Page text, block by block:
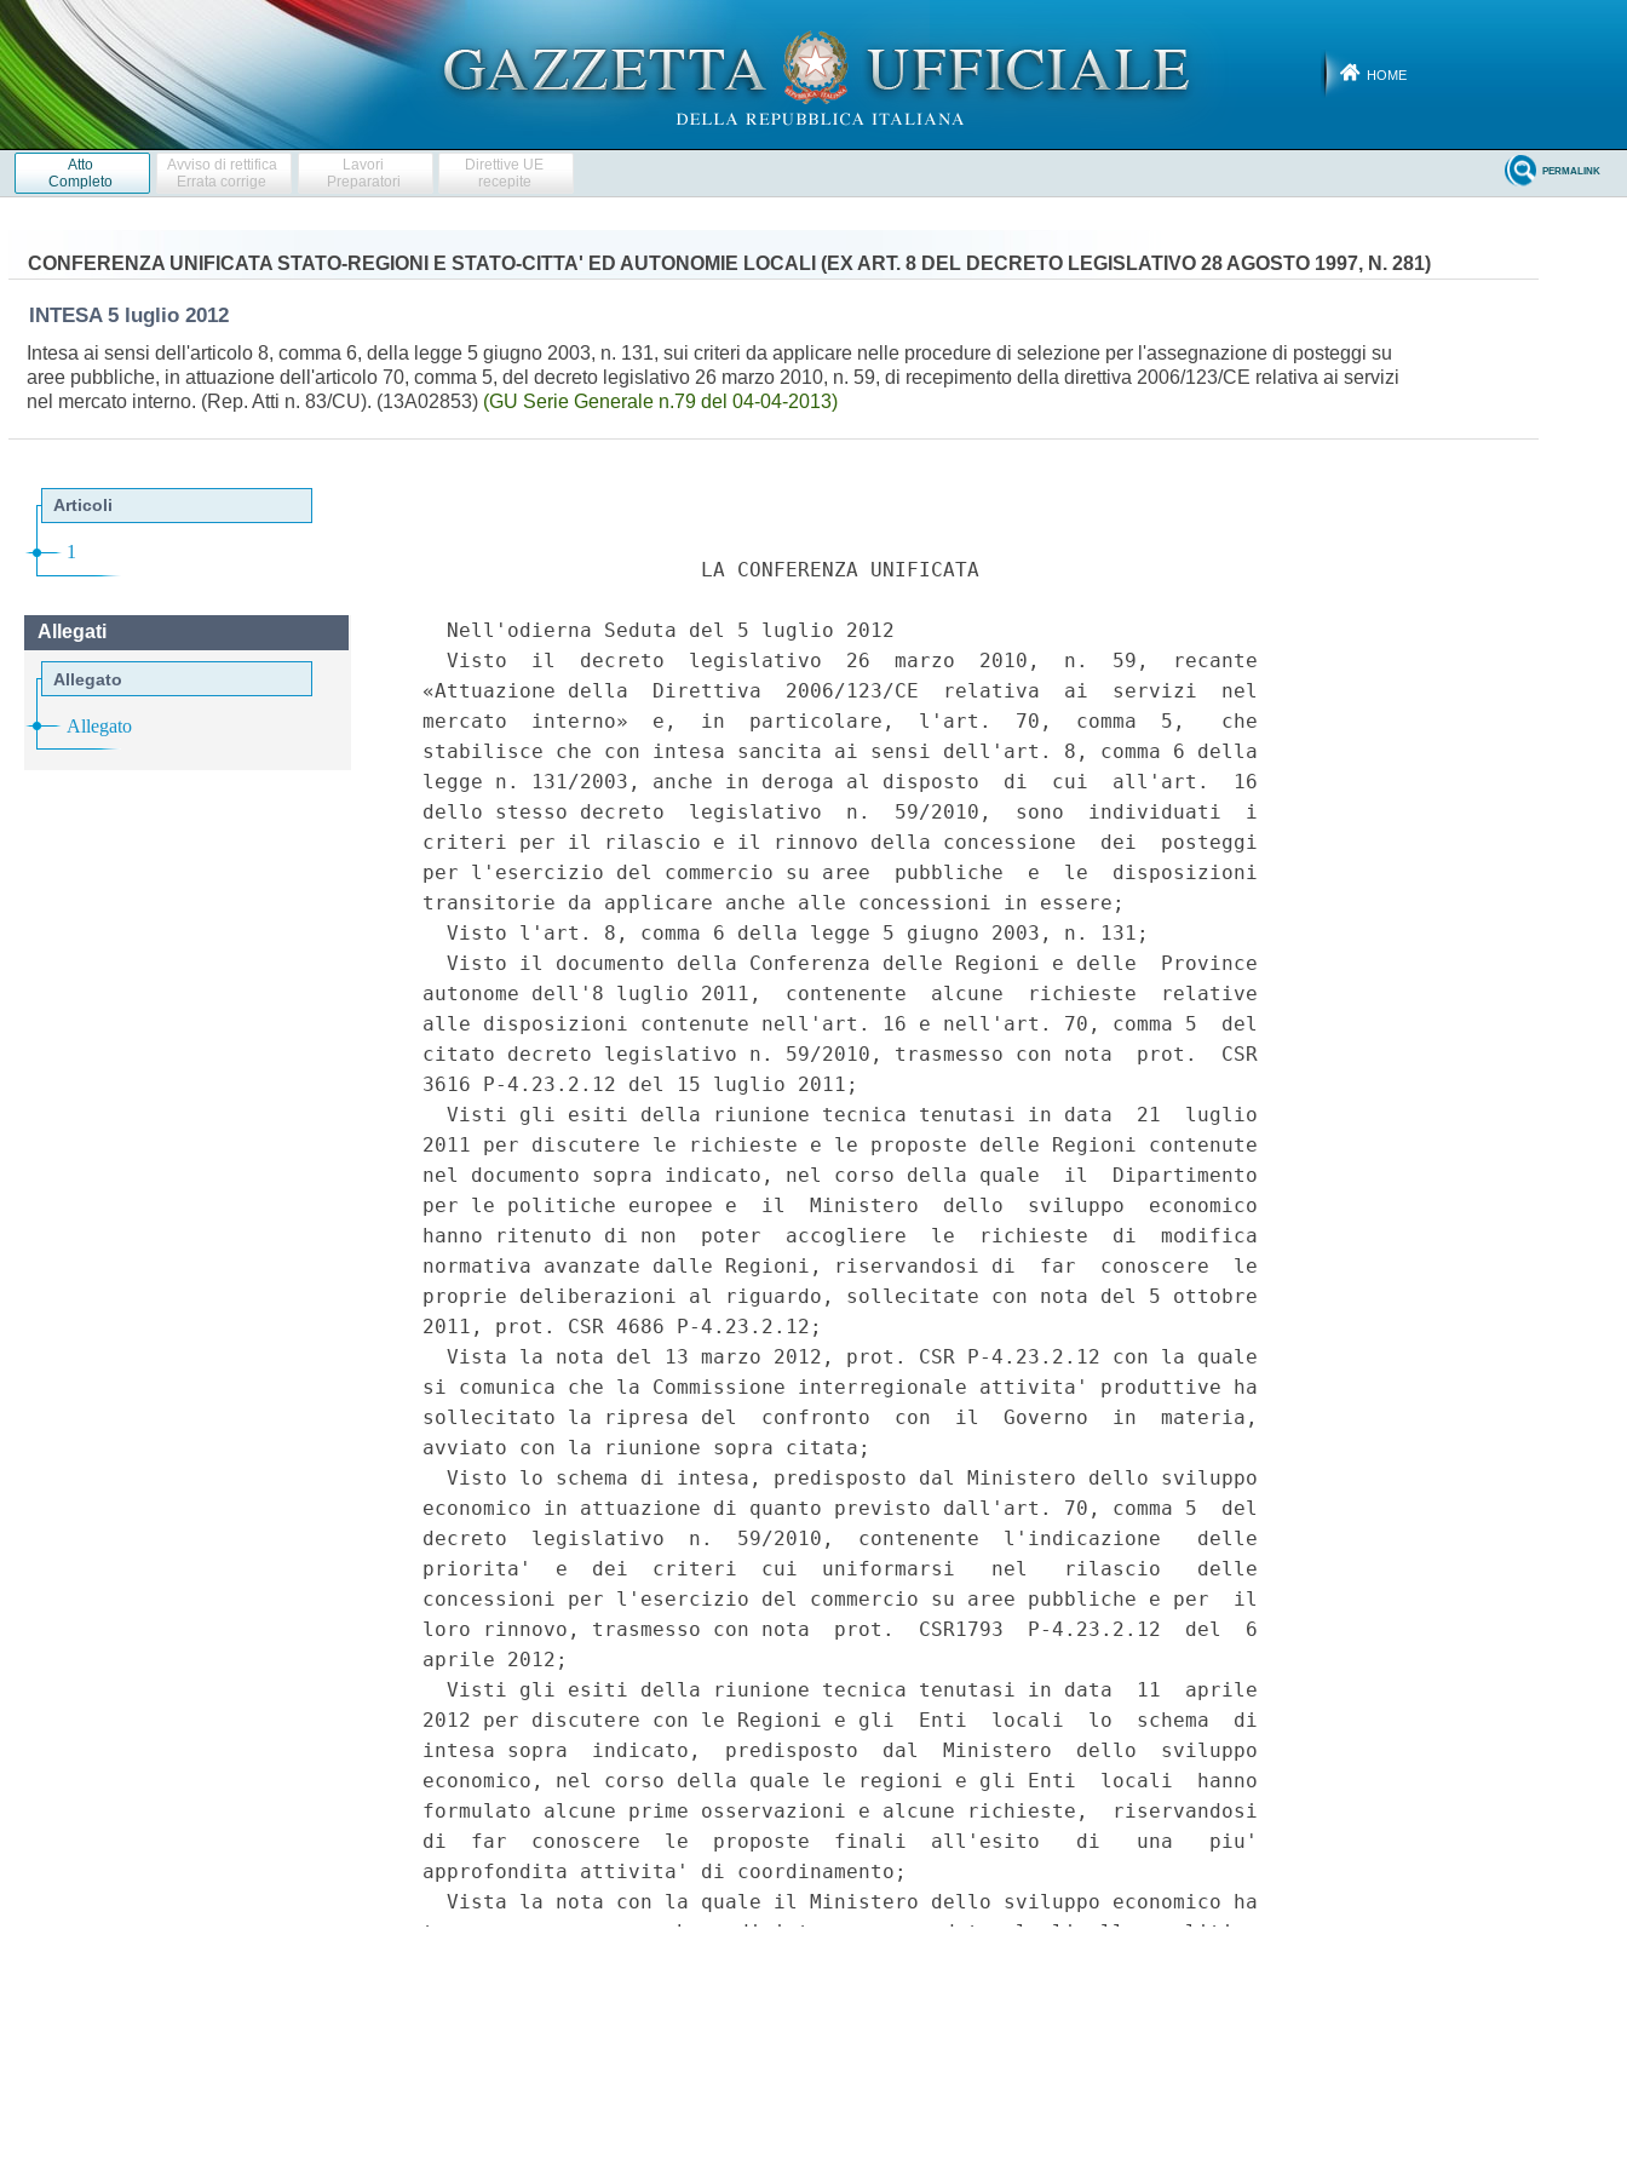
HOME
Atto
Completo
Avviso di rettifica
Errata corrige
Lavori
Preparatori
Direttive UE
recepite
PERMALINK
CONFERENZA UNIFICATA STATO-REGIONI E STATO-CITTA' ED AUTONOMIE LOCALI (EX ART. 8 DEL DECRETO LEGISLATIVO 28 AGOSTO 1997, N. 281)
INTESA 5 luglio 2012
Intesa ai sensi dell'articolo 8, comma 6, della legge 5 giugno 2003, n. 131, sui criteri da applicare nelle procedure di selezione per l'assegnazione di posteggi su
aree pubbliche, in attuazione dell'articolo 70, comma 5, del decreto legislativo 26 marzo 2010, n. 59, di recepimento della direttiva 2006/123/CE relativa ai servizi
nel mercato interno. (Rep. Atti n. 83/CU). (13A02853) (GU Serie Generale n.79 del 04-04-2013)